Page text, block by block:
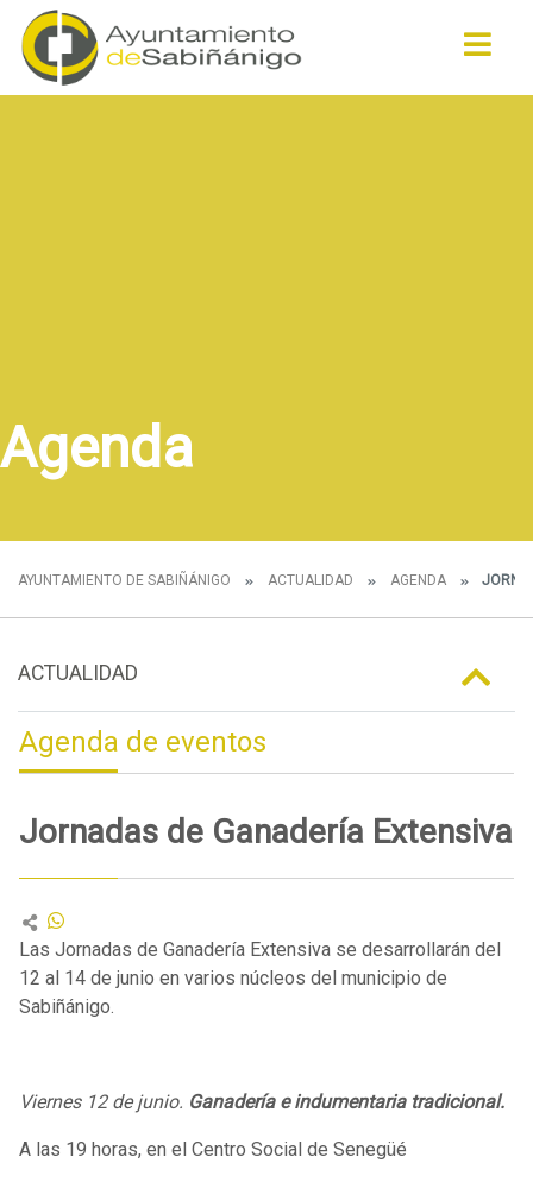
Agenda
AYUNTAMIENTO DE SABIÑÁNIGO ACTUALIDAD AGENDA
ACTUALIDAD
Agenda de eventos
Jornadas de Ganadería Extensiva
Las Jornadas de Ganadería Extensiva se desarrollarán del
12 al 14 de junio en varios núcleos del municipio de
Sabiñánigo.
Viernes 12 de junio. Ganadería e indumentaria tradicional.
A las 19 horas, en el Centro Social de Senegüé